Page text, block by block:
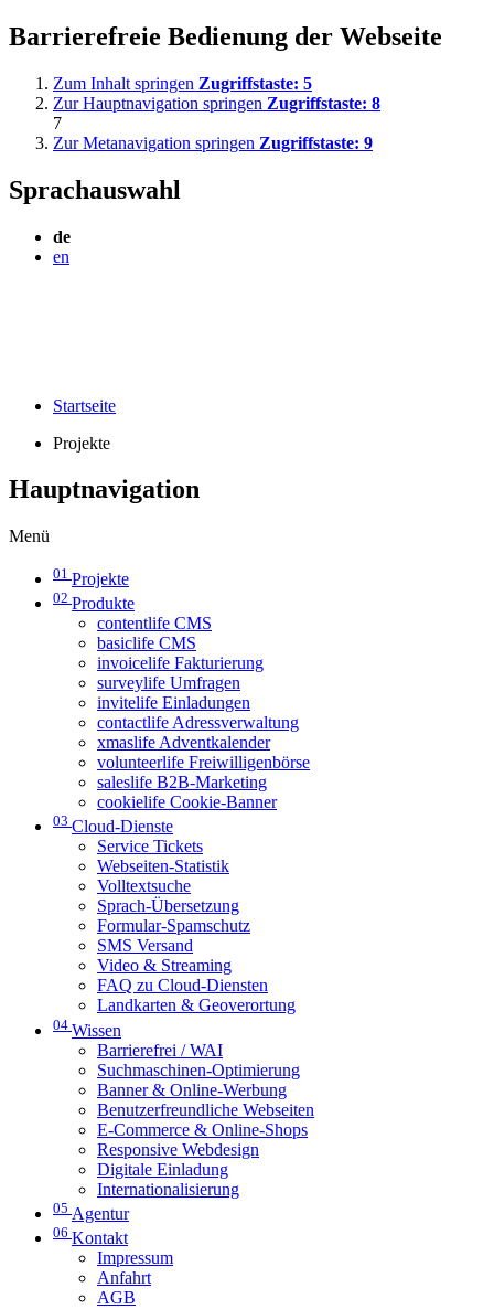
Barrierefreie Bedienung der Webseite
Zum Inhalt springen Zugriffstaste: 5
Zur Hauptnavigation springen Zugriffstaste: 8
7
Zur Metanavigation springen Zugriffstaste: 9
Sprachauswahl
de
en
Startseite
Projekte
Hauptnavigation
Menü
01 Projekte
02 Produkte
contentlife CMS
basiclife CMS
invoicelife Fakturierung
surveylife Umfragen
invitelife Einladungen
contactlife Adressverwaltung
xmaslife Adventkalender
volunteerlife Freiwilligenbörse
saleslife B2B-Marketing
cookielife Cookie-Banner
03 Cloud-Dienste
Service Tickets
Webseiten-Statistik
Volltextsuche
Sprach-Übersetzung
Formular-Spamschutz
SMS Versand
Video & Streaming
FAQ zu Cloud-Diensten
Landkarten & Geoverortung
04 Wissen
Barrierefrei / WAI
Suchmaschinen-Optimierung
Banner & Online-Werbung
Benutzerfreundliche Webseiten
E-Commerce & Online-Shops
Responsive Webdesign
Digitale Einladung
Internationalisierung
05 Agentur
06 Kontakt
Impressum
Anfahrt
AGB